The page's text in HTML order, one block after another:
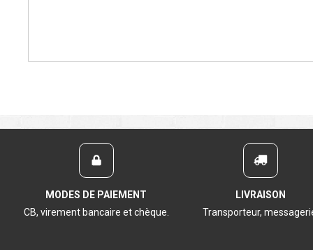
MODES DE PAIEMENT
CB, virement bancaire et chèque.
LIVRAISON
Transporteur,